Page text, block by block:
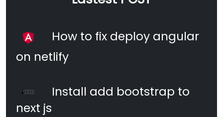
How to fix deploy angular
on netlify
Install add bootstrap to
next js